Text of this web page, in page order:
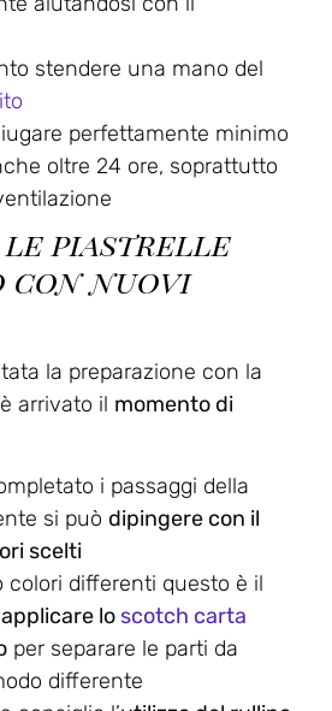
stendere una mano del
perfettamente minimo
oltre 24 ore, soprattutto
le piastrelle
con nuovi
la preparazione con la
arrivato il momento di
i passaggi della
si può dipingere con il
scelti
colori differenti questo è il
applicare lo scotch carta
per separare le parti da
differente